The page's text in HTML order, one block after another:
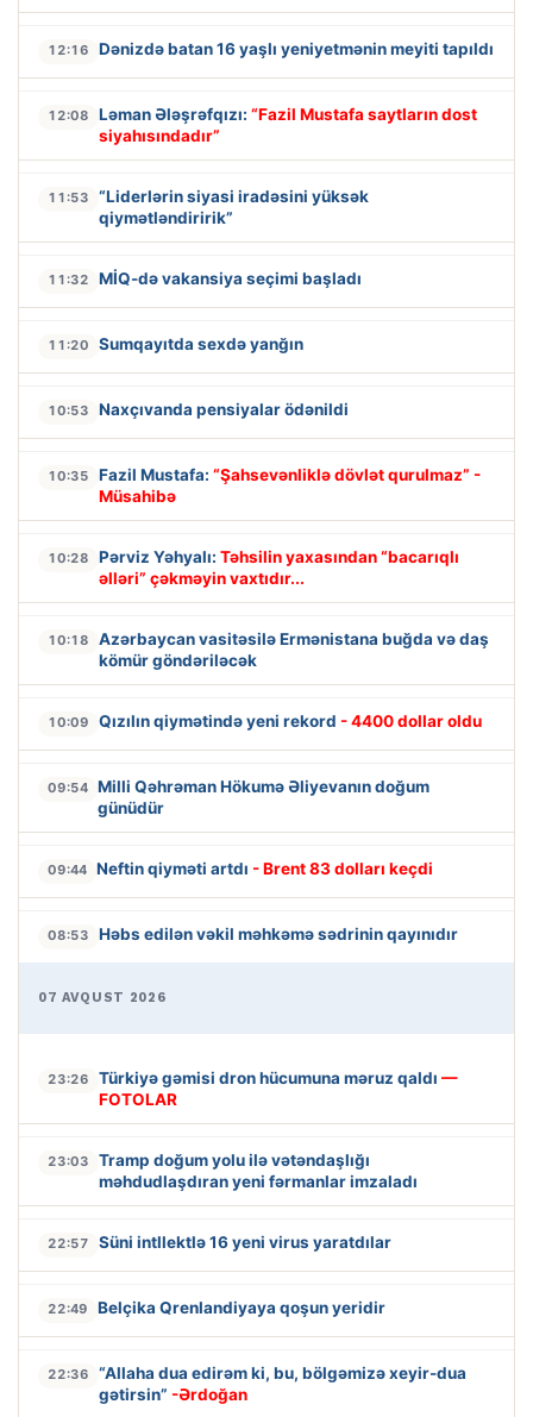
12:16 Dənizdə batan 16 yaşlı yeniyetmənin meyiti tapıldı
12:08 Ləman Ələşrəfqızı: “Fazil Mustafa saytların dost
siyahısındadır”
11:53
“Liderlərin siyasi iradəsini yüksək
qiymətləndiririk”
11:32 MİQ-də vakansiya seçimi başladı
11:20 Sumqayıtda sexdə yanğın
10:53 Naxçıvanda pensiyalar ödənildi
10:35 Fazil Mustafa: “Şahsevənliklə dövlət qurulmaz” -
Müsahibə
10:28 Pərviz Yəhyalı: Təhsilin yaxasından “bacarıqlı
əlləri” çəkməyin vaxtıdır...
10:18
Azərbaycan vasitəsilə Ermənistana buğda və daş
kömür göndəriləcək
10:09 Qızılın qiymətində yeni rekord - 4400 dollar oldu
09:54 Milli Qəhrəman Hökumə Əliyevanın doğum
günüdür
09:44 Neftin qiyməti artdı - Brent 83 dolları keçdi
08:53 Həbs edilən vəkil məhkəmə sədrinin qayınıdır
07 AVQUST 2026
23:26 Türkiyə gəmisi dron hücumuna məruz qaldı —
FOTOLAR
23:03
Tramp doğum yolu ilə vətəndaşlığı
məhdudlaşdıran yeni fərmanlar imzaladı
22:57 Süni intllektlə 16 yeni virus yaratdılar
22:49 Belçika Qrenlandiyaya qoşun yeridir
22:36
“Allaha dua edirəm ki, bu, bölgəmizə xeyir-dua
gətirsin” -Ərdoğan